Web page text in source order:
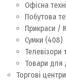
Офісна
Побутова
Прикраси /
Сумки (408)
Товари
Торгові